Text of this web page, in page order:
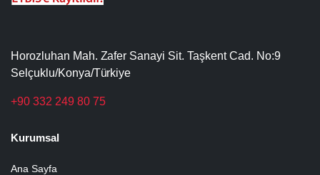
Horozluhan Mah. Zafer Sanayi Sit. Taşkent Cad. No:9
Selçuklu/Konya/Türkiye
+90 332 249 80 75
Kurumsal
Ana Sayfa